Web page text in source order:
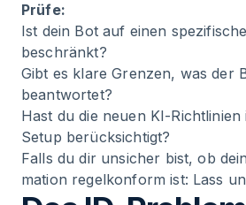
Prüfe:
Ist dein Bot auf einen
beschränkt?
Gibt es klare Grenzen, was der
beantwortet?
Hast du die neuen KI-Richtlinien
Setup berücksichtigt?
Falls du dir unsicher bist, ob
mation regelkonform ist: Lass